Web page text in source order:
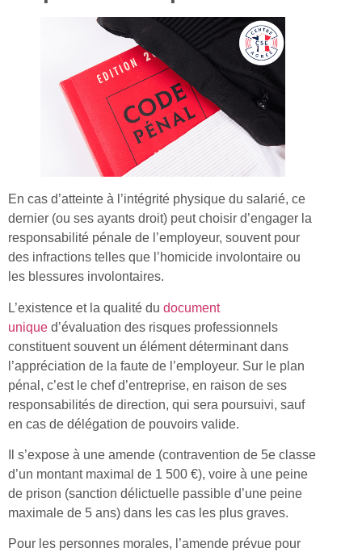
En cas d’atteinte à l’intégrité physique du salarié, ce
dernier (ou ses ayants droit) peut choisir d’engager la
responsabilité pénale de l’employeur, souvent pour
des infractions telles que l’homicide involontaire ou
les blessures involontaires.
L’existence et la qualité du document
unique d’évaluation des risques professionnels
constituent souvent un élément déterminant dans
l’appréciation de la faute de l’employeur. Sur le plan
pénal, c’est le chef d’entreprise, en raison de ses
responsabilités de direction, qui sera poursuivi, sauf
en cas de délégation de pouvoirs valide.
Il s’expose à une amende (contravention de 5e classe
d’un montant maximal de 1 500 €), voire à une peine
de prison (sanction délictuelle passible d’une peine
maximale de 5 ans) dans les cas les plus graves.
Pour les personnes morales, l’amende prévue pour